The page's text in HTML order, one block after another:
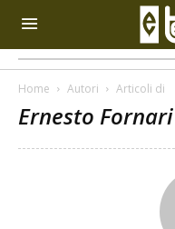
Home Autori Articoli di
Ernesto Fornari